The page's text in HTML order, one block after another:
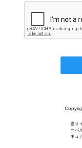
当サ
ーバ
キュ